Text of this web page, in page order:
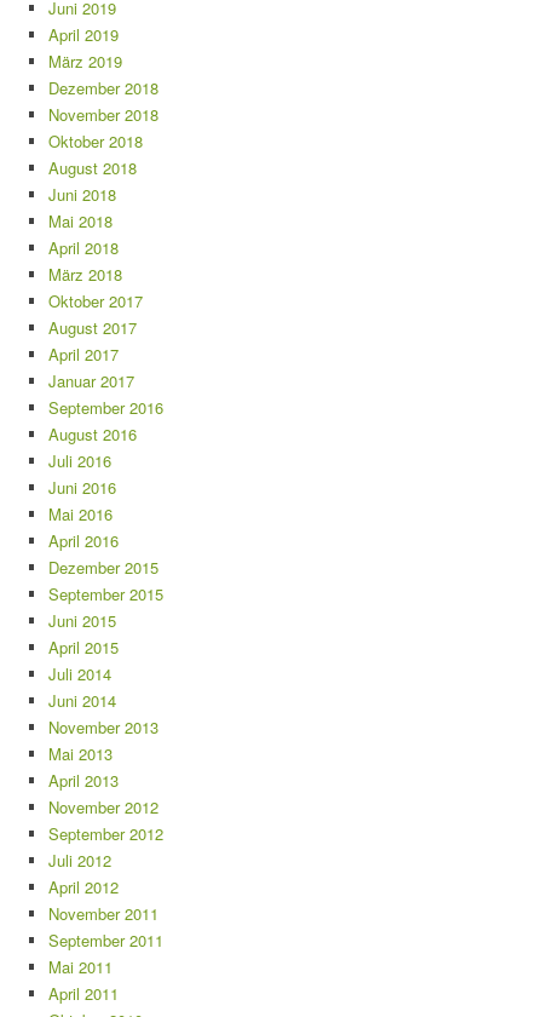
Juni 2019
April 2019
März 2019
Dezember 2018
November 2018
Oktober 2018
August 2018
Juni 2018
Mai 2018
April 2018
März 2018
Oktober 2017
August 2017
April 2017
Januar 2017
September 2016
August 2016
Juli 2016
Juni 2016
Mai 2016
April 2016
Dezember 2015
September 2015
Juni 2015
April 2015
Juli 2014
Juni 2014
November 2013
Mai 2013
April 2013
November 2012
September 2012
Juli 2012
April 2012
November 2011
September 2011
Mai 2011
April 2011